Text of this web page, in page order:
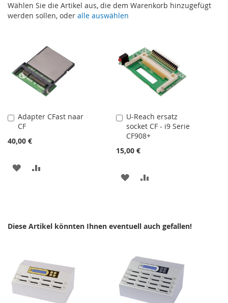
Wählen Sie die Artikel aus, die dem Warenkorb hinzugefügt
werden sollen, oder alle auswählen
Adapter CFast naar
CF
40,00 €
In
den
Warenkorb
ZUR
U-Reach ersatz
socket CF - i9 Serie
CF908+
15,00 €
In
den
Warenkorb
ZUR
Diese Artikel könnten Ihnen eventuell auch gefallen!